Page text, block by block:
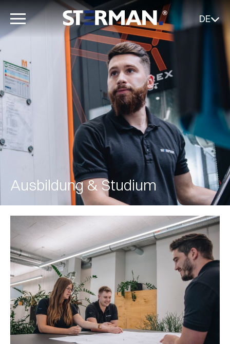
DE
Ausbildung & Studium